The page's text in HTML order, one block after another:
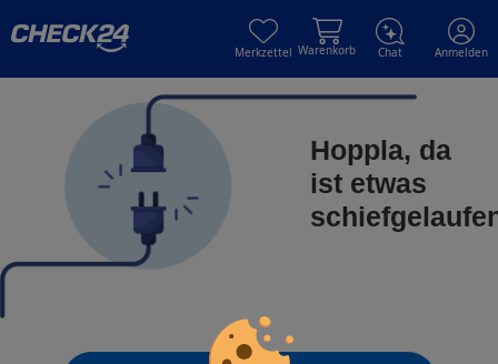
Merkzettel Warenkorb Chat Anmelden
Hoppla, da
ist etwas